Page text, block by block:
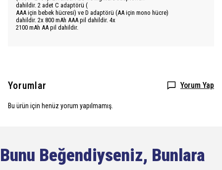
dahildir. 2 adet C adaptörü (
AAA için bebek hücresi) ve D adaptörü (AA için mono hücre)
dahildir. 2x 800 mAh AAA pil dahildir. 4x
2100 mAh AA pil dahildir.
Yorumlar Yorum Yap
Bu ürün için henüz yorum yapılmamış.
Bunu Beğendiyseniz, Bunlara